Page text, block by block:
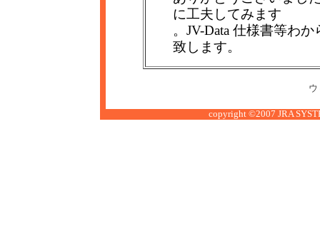
に工夫してみます
。JV-Data 仕様書等わ
致します。
copyright ©2007 JRA